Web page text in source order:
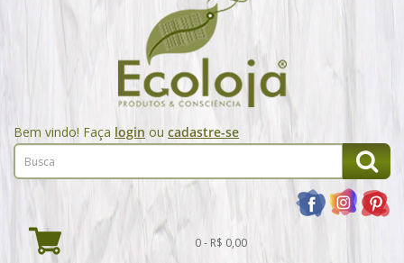
Bem vindo! Faça login ou cadastre-se
0 - R$ 0,00